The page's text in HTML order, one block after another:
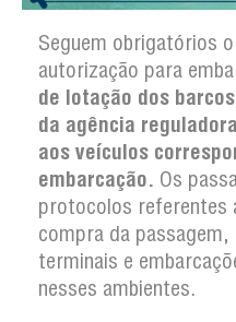
Seguem obrigatórios
autorização para
de lotação dos
da agência
aos veículos
embarcação. Os
protocolos referentes
compra da
terminais e
nesses ambientes.